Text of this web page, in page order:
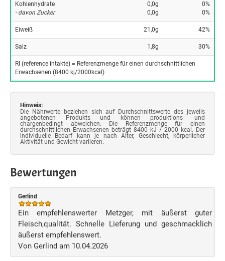
Kohlenhydrate
- davon Zucker
0,0g
0,0g
0%
0%
Eiweiß 21,0g 42%
Salz 1,8g 30%
RI (reference intakte) = Referenzmenge für einen durchschnittlichen
Erwachsenen (8400 kj/2000kcal)
Hinweis:
Die Nährwerte beziehen sich auf Durchschnittswerte des jeweils
angebotenen Produkts und können produktions- und
chargenbedingt abweichen. Die Referenzmenge für einen
durchschnittlichen Erwachsenen beträgt 8400 kJ / 2000 kcal. Der
individuelle Bedarf kann je nach Alter, Geschlecht, körperlicher
Aktivität und Gewicht variieren.
Bewertungen
Gerlind
Ein empfehlenswerter Metzger, mit äußerst guter
Fleisch,qualität. Schnelle Lieferung und geschmacklich
äußerst empfehlenswert.
Von Gerlind am 10.04.2026